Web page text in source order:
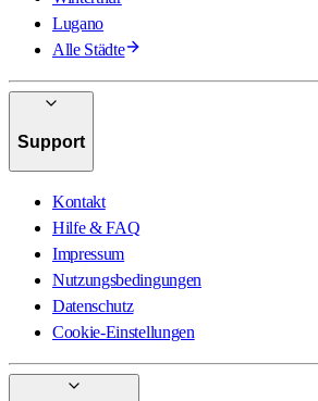
Lugano
Alle Städte
Support
Kontakt
Hilfe & FAQ
Impressum
Nutzungsbedingungen
Datenschutz
Cookie-Einstellungen